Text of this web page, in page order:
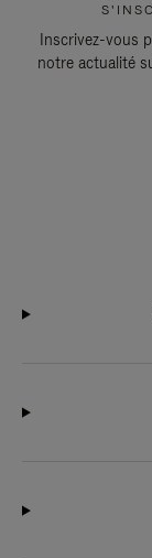
Inscrivez-vous
notre actualité